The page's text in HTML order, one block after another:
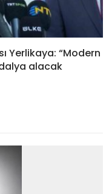
Yerlikaya: “Modern
alacak